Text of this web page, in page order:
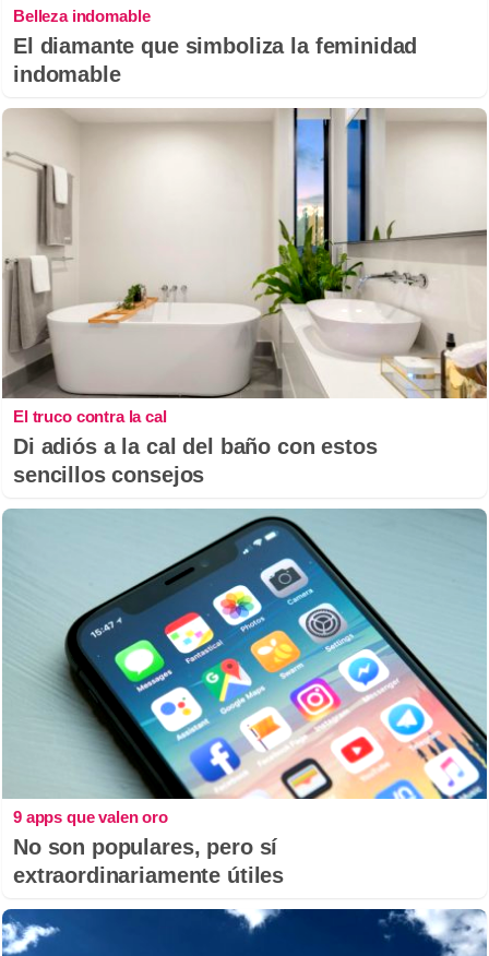
Belleza indomable
El diamante que simboliza la feminidad
indomable
El truco contra la cal
Di adiós a la cal del baño con estos
sencillos consejos
9 apps que valen oro
No son populares, pero sí
extraordinariamente útiles